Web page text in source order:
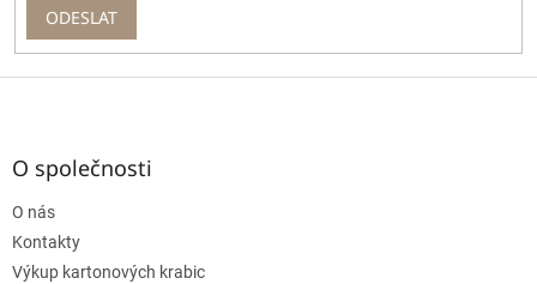
ODESLAT
Z
O společnosti
O nás
Kontakty
Výkup kartonových krabic